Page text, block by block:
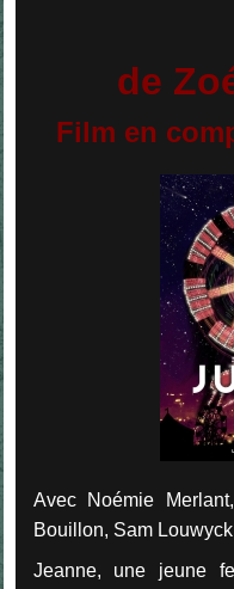
de
Film en
Avec Noémie
Bouillon, Sam Louwyck
Jeanne, une jeune